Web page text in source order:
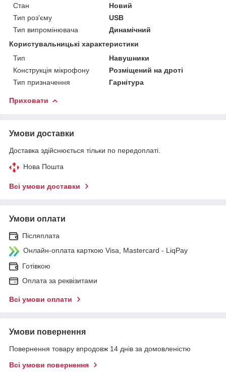
Стан
Новий
Тип роз'єму
USB
Тип випромінювача
Динамічний
Користувальницькі характеристики
Тип
Навушники
Конструкція мікрофону
Розміщений на дроті
Тип призначення
Гарнітура
Приховати
Умови доставки
Доставка здійснюється тільки по передоплаті.
Нова Пошта
Всі умови доставки
Умови оплати
Післяплата
Онлайн-оплата карткою Visa, Mastercard - LiqPay
Готівкою
Оплата за реквізитами
Всі умови оплати
Умови повернення
Повернення товару впродовж 14 днів за домовленістю
Всі умови повернення